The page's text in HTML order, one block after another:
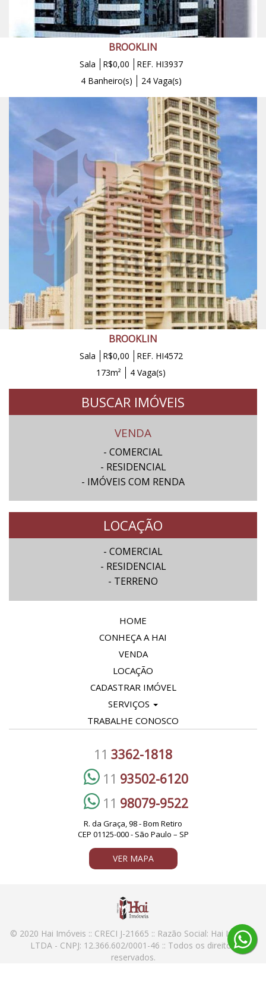
BROOKLIN
Sala R$0,00
REF. HI3937
4 Banheiro(s)
24 Vaga(s)
BROOKLIN
Sala R$0,00
REF. HI4572
173m²
4 Vaga(s)
BUSCAR IMÓVEIS
VENDA
- COMERCIAL
- RESIDENCIAL
- IMÓVEIS COM RENDA
LOCAÇÃO
- COMERCIAL
- RESIDENCIAL
- TERRENO
HOME
CONHEÇA A HAI
VENDA
LOCAÇÃO
CADASTRAR IMÓVEL
SERVIÇOS
TRABALHE CONOSCO
11 3362-1818
11 93502-6120
11 98079-9522
R. da Graça, 98 - Bom Retiro
CEP 01125-000 - São Paulo – SP
VER MAPA
© 2020 Hai Imóveis :: CRECI J-21665 :: Razão Social: Hai Imoveis
LTDA - CNPJ: 12.366.602/0001-46 :: Todos os direitos
reservados.